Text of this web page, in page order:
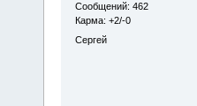
Сообщений: 462
Карма: +2/-0
Сергей